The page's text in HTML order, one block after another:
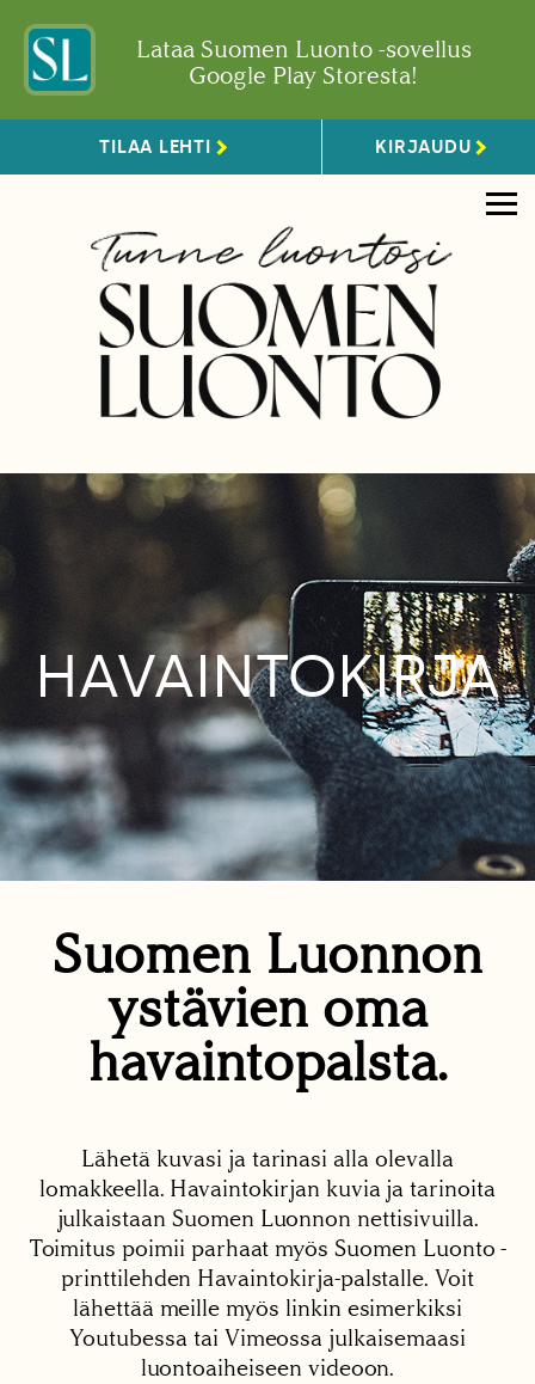
Lataa Suomen Luonto -sovellus
Google Play Storesta!
TILAA LEHTI KIRJAUDU
HAVAINTOKIRJA
Suomen Luonnon
ystävien oma
havaintopalsta.
Lähetä kuvasi ja tarinasi alla olevalla
lomakkeella. Havaintokirjan kuvia ja tarinoita
julkaistaan Suomen Luonnon nettisivuilla.
Toimitus poimii parhaat myös Suomen Luonto -
printtilehden Havaintokirja-palstalle. Voit
lähettää meille myös linkin esimerkiksi
Youtubessa tai Vimeossa julkaisemaasi
luontoaiheiseen videoon.